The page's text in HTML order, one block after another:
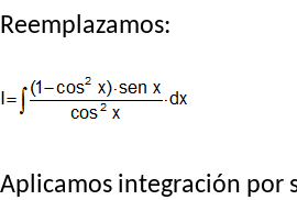
Reemplazamos:
Aplicamos integración por